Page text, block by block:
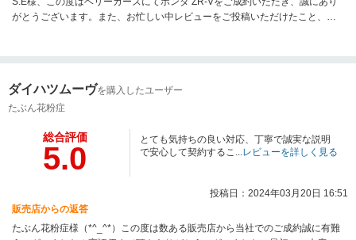
がとうございます。また、お忙しい中レビューをご投稿いただけたこと、ス
常に注目されているSUVです。ベリーカーズでは、お客様が安心してお車を
で、透明性の高い説明を徹底しております。「説明のわかりやすさ」をご評
価いただけたことは、私共にとって大きな自信となります。今後もZR-Vでの
ートしてまいります。
ダイハツムーヴを購入したユーザー
たぶん花粉症
総合評価
5.0
とても気持ちの良い対応、丁寧で誠実な説明
で安心して契約するこ...レビューを詳しく見る
投稿日：2024年03月20日 16:51
販売店からの返答
たぶん花粉症様（*^_^*）この度は数ある販売店から当社でのご成約誠に有難